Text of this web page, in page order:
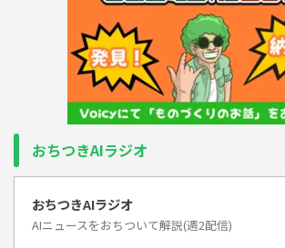
おちつきAIラジオ
おちつきAIラジオ
AIニュースをおちついて解説(週2配信)